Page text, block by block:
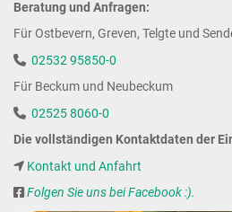
Beratung und Anfragen:
Für Ostbevern, Greven, Telgte und
02532 95850-0
Für Beckum und Neubeckum
02525 8060-0
Die vollständigen Kontaktdaten der
Kontakt und Anfahrt
Folgen Sie uns bei Facebook :).